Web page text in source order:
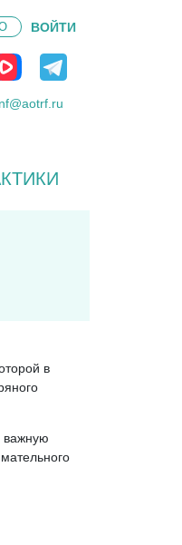
ВОЙТИ
в
важную